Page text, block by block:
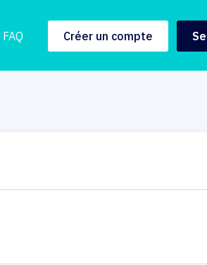
FAQ Créer un compte